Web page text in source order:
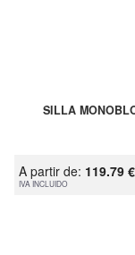
SILLA
A partir de: 119.79 €
IVA INCLUIDO